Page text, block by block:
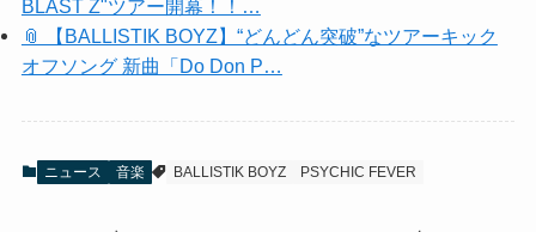
BLAST Z"ツアー開幕！！…
📎 【BALLISTIK BOYZ】“どんどん突破”なツアーキック
オフソング 新曲「Do Don P…
ニュース 音楽 BALLISTIK BOYZ PSYCHIC FEVER